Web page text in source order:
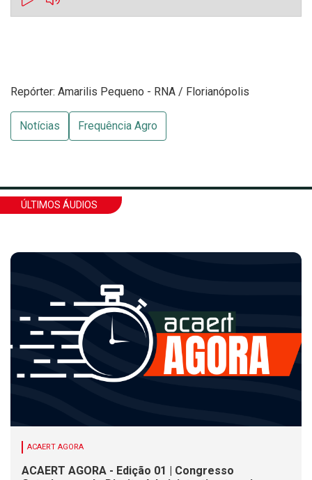
Repórter: Amarilis Pequeno - RNA / Florianópolis
Notícias Frequência Agro
ÚLTIMOS ÁUDIOS
ACAERT AGORA
ACAERT AGORA - Edição 01 | Congresso